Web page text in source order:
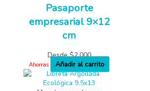
Pasaporte
empresarial 9×12
cm
Desde$2,000
Ahorras Añadir al carrito